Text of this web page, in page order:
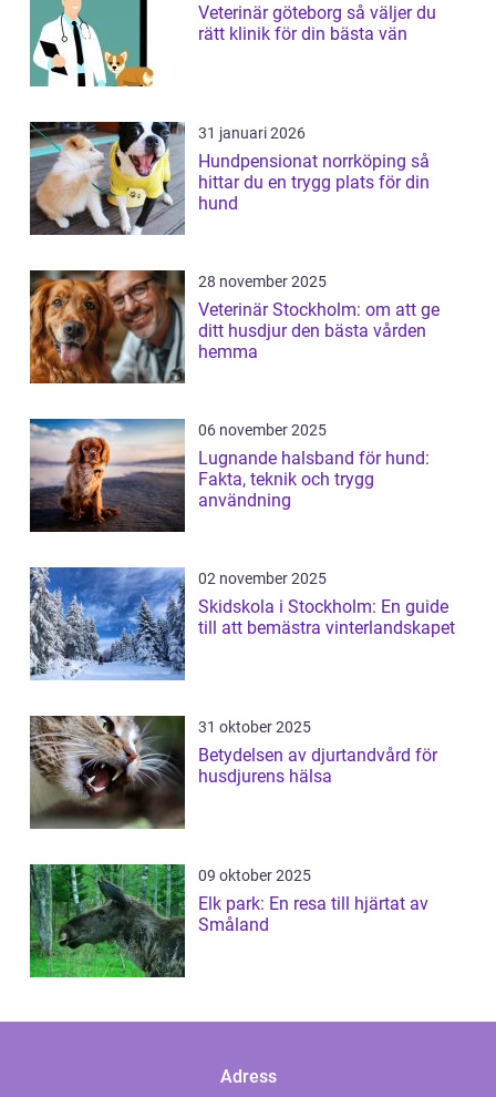
Veterinär göteborg så väljer du
rätt klinik för din bästa vän
31 januari 2026
Hundpensionat norrköping så
hittar du en trygg plats för din
hund
28 november 2025
Veterinär Stockholm: om att ge
ditt husdjur den bästa vården
hemma
06 november 2025
Lugnande halsband för hund:
Fakta, teknik och trygg
användning
02 november 2025
Skidskola i Stockholm: En guide
till att bemästra vinterlandskapet
31 oktober 2025
Betydelsen av djurtandvård för
husdjurens hälsa
09 oktober 2025
Elk park: En resa till hjärtat av
Småland
Adress